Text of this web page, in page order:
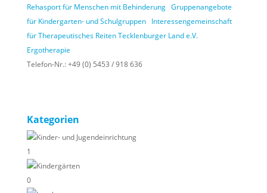
Rehasport für Menschen mit Behinderung Gruppenangebote
für Kindergarten- und Schulgruppen Interessengemeinschaft
für Therapeutisches Reiten Tecklenburger Land e.V.
Ergotherapie
Telefon-Nr.:+49 (0) 5453 / 918 636
Kategorien
Kinder- und Jugendeinrichtung
1
Kindergärten
0